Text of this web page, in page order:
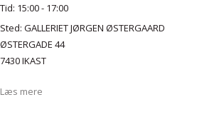
Tid: 15:00 - 17:00
Sted: GALLERIET JØRGEN ØSTERGAARD
ØSTERGADE 44
7430 IKAST
Læs mere